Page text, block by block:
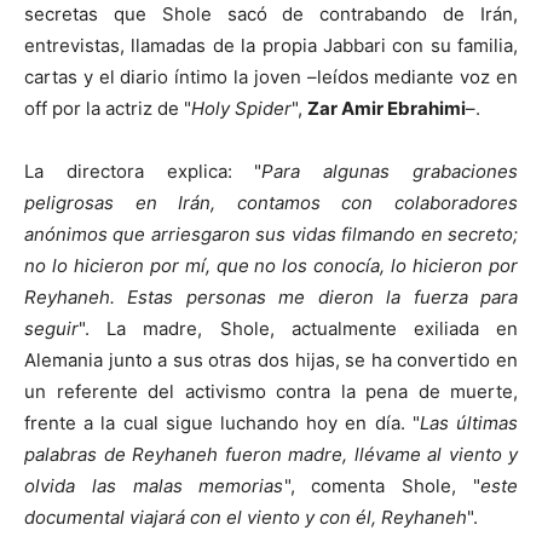
secretas que Shole sacó de contrabando de Irán,
entrevistas, llamadas de la propia Jabbari con su familia,
cartas y el diario íntimo la joven –leídos mediante voz en
off por la actriz de "Holy Spider", Zar Amir Ebrahimi–.
La directora explica: "Para algunas grabaciones
peligrosas en Irán, contamos con colaboradores
anónimos que arriesgaron sus vidas filmando en secreto;
no lo hicieron por mí, que no los conocía, lo hicieron por
Reyhaneh. Estas personas me dieron la fuerza para
seguir". La madre, Shole, actualmente exiliada en
Alemania junto a sus otras dos hijas, se ha convertido en
un referente del activismo contra la pena de muerte,
frente a la cual sigue luchando hoy en día. "Las últimas
palabras de Reyhaneh fueron madre, llévame al viento y
olvida las malas memorias", comenta Shole, "este
documental viajará con el viento y con él, Reyhaneh".